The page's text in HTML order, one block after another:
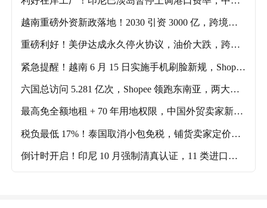
越南重磅外资新政落地！2030 引资 3000 亿，跨境供
重磅利好！美伊达成永久停火协议，油价大跌，跨境
紧急提醒！越南 6 月 15 日实施手机刷脸新规，Shope
六国总访问 5.281 亿次，Shopee 领跑东南亚，两大平
最高免全额地租 + 70 年用地权限，中国外贸卖家新建
税负最低 17%！泰国取消小包免税，铺货卖家定价逻
倒计时开启！印尼 10 月强制清真认证，11 类进口商